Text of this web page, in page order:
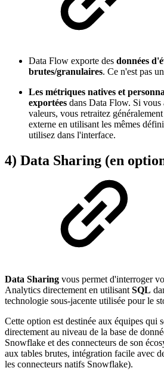
Data Flow exporte des données
brutes/granulaires. Ce n'est pas
Les métriques natives et
exportées dans Data Flow. Si vous
valeurs, vous retraitez
externe en utilisant les mêmes
utilisez dans l'interface.
4) Data Sharing (en
Data Sharing vous permet d'interroger
Analytics directement en utilisant SQL
technologie sous-jacente utilisée pour le
Cette option est destinée aux équipes qui
directement au niveau de la base de
Snowflake et des connecteurs de son
aux tables brutes, intégration facile avec
les connecteurs natifs Snowflake).